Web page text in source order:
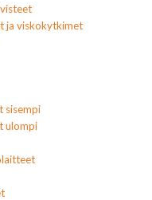
ja viskokytkimet
sisempi
ulompi